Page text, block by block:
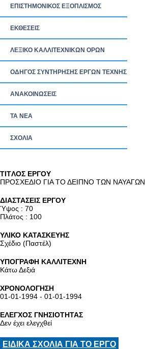
ΕΠΙΣΤΗΜΟΝΙΚΟΣ ΕΞΟΠΛΙΣΜΟΣ
ΕΚΘΕΣΕΙΣ
ΛΕΞΙΚΟ ΚΑΛΛΙΤΕΧΝΙΚΩΝ ΟΡΩΝ
ΟΔΗΓΟΣ ΣΥΝΤΗΡΗΣΗΣ ΕΡΓΩΝ ΤΕΧΝΗΣ
ΑΝΑΚΟΙΝΩΣΕΙΣ
ΤΑ ΝEΑ
ΣΧΟΛΙΑ
TITΛΟΣ ΕΡΓΟΥ
ΠΡΟΣΧΕΔΙΟ ΓΙΑ ΤΟ ΔΕΙΠΝΟ ΤΩΝ ΝΑΥΑΓΩΝ
ΔΙΑΣΤΑΣΕΙΣ ΕΡΓΟΥ
Ύψος : 70
Πλάτος : 100
ΥΛΙΚΟ ΚΑΤΑΣΚΕΥΗΣ
Σχέδιο (Παστέλ)
ΥΠΟΓΡΑΦΗ ΚΑΛΛΙΤΕΧΝΗ
Κάτω Δεξιά
ΧΡΟΝΟΛΟΓΗΣΗ
01-01-1994 - 01-01-1994
ΕΛΕΓΧΟΣ ΓΝΗΣΙΟΤΗΤΑΣ
Δεν έχει ελεγχθεί
ΕΙΔΙΚΑ ΣΧΟΛΙΑ ΓΙΑ ΤΟ ΕΡΓΟ